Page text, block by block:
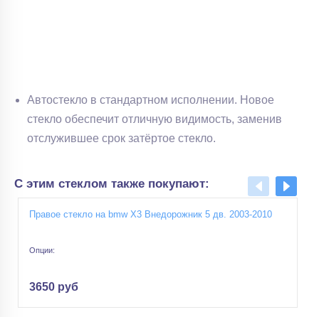
Автостекло в стандартном исполнении. Новое
стекло обеспечит отличную видимость, заменив
отслужившее срок затёртое стекло.
С этим стеклом также покупают:
Правое cтекло на bmw X3 Внедорожник 5 дв. 2003-2010
Опции:
3650 руб